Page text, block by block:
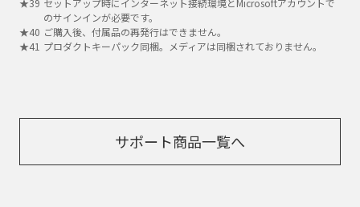
セットアップ時にインターネット接続環境とMicrosoftアカウントで
のサインインが必要です。
ご購入後、付属品の再発行はできません。
プロダクトキーパック同梱。メディアは同梱されておりません。
サポート商品一覧へ